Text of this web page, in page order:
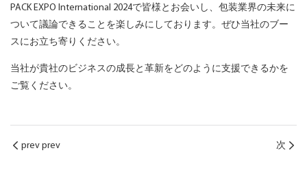
PACK EXPO International 2024で皆様とお会いし、包装業界の未来に
ついて議論できることを楽しみにしております。ぜひ当社のブー
スにお立ち寄りください。
当社が貴社のビジネスの成長と革新をどのように支援できるかを
ご覧ください。
prev prev 次